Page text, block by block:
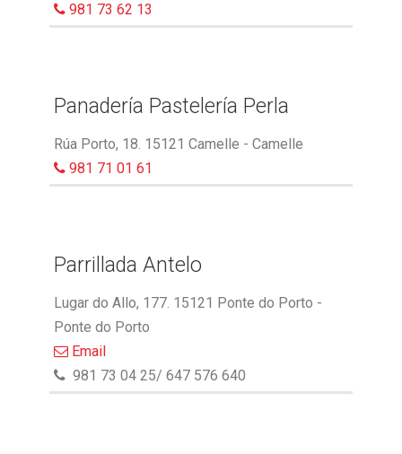
981 73 62 13
Panadería Pastelería Perla
Rúa Porto, 18. 15121 Camelle - Camelle
981 71 01 61
Parrillada Antelo
Lugar do Allo, 177. 15121 Ponte do Porto -
Ponte do Porto
Email
981 73 04 25/ 647 576 640